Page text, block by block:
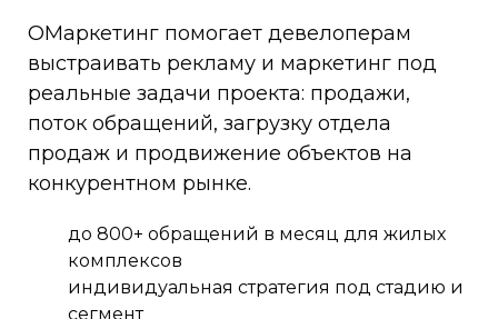
ОМаркетинг помогает девелоперам
выстраивать рекламу и маркетинг под
реальные задачи проекта: продажи,
поток обращений, загрузку отдела
продаж и продвижение объектов на
конкурентном рынке.
до 800+ обращений в месяц для жилых
комплексов
индивидуальная стратегия под стадию и
сегмент